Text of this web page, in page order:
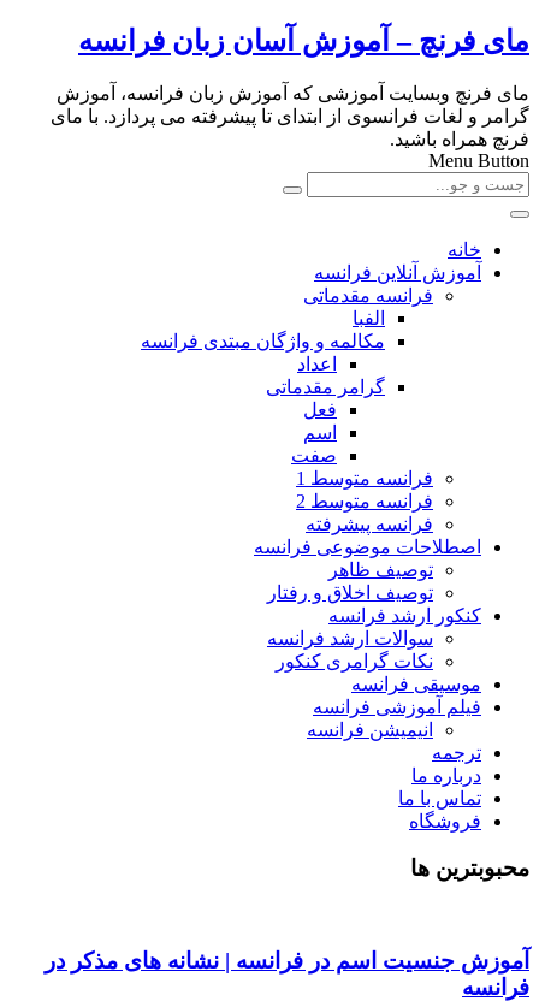
مای فرنچ – آموزش آسان زبان فرانسه
مای فرنچ وبسایت آموزشی که آموزش زبان فرانسه، آموزش
گرامر و لغات فرانسوی از ابتدای تا پیشرفته می پردازد. با مای
فرنچ همراه باشید.
Menu Button
خانه
آموزش آنلاین فرانسه
فرانسه مقدماتی
الفبا
مکالمه و واژگان مبتدی فرانسه
اعداد
گرامر مقدماتی
فعل
اسم
صفت
فرانسه متوسط 1
فرانسه متوسط 2
فرانسه پیشرفته
اصطلاحات موضوعی فرانسه
توصیف ظاهر
توصیف اخلاق و رفتار
کنکور ارشد فرانسه
سوالات ارشد فرانسه
نکات گرامری کنکور
موسیقی فرانسه
فیلم آموزشی فرانسه
انیمیشن فرانسه
ترجمه
درباره ما
تماس با ما
فروشگاه
محبوبترین ها
آموزش جنسیت اسم در فرانسه | نشانه های مذکر در
فرانسه